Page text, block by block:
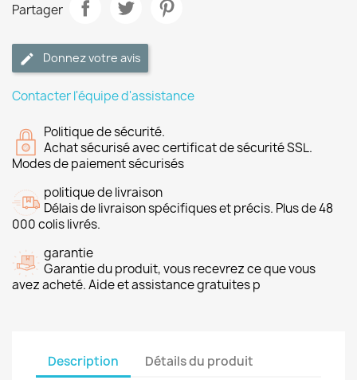
Partager
Donnez votre avis
Contacter l'équipe d'assistance
Politique de sécurité.
Achat sécurisé avec certificat de sécurité SSL.
Modes de paiement sécurisés
politique de livraison
Délais de livraison spécifiques et précis. Plus de 48
000 colis livrés.
garantie
Garantie du produit, vous recevrez ce que vous
avez acheté. Aide et assistance gratuites p
Description Détails du produit